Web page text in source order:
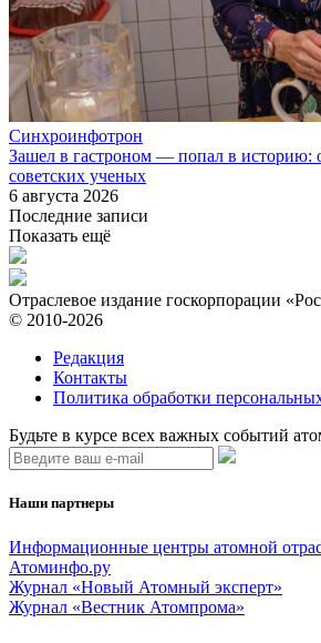
Синхроинфотрон
Зашел в гастроном — попал в историю:
советских ученых
6 августа 2026
Последние записи
Показать ещё
Отраслевое издание госкорпорации
© 2010-2026
Редакция
Контакты
Политика обработки
Будьте в курсе всех важных событий
Наши партнеры
Информационные центры атомной
Атоминфо.ру
Журнал «Новый Атомный эксперт»
Журнал «Вестник Атомпрома»